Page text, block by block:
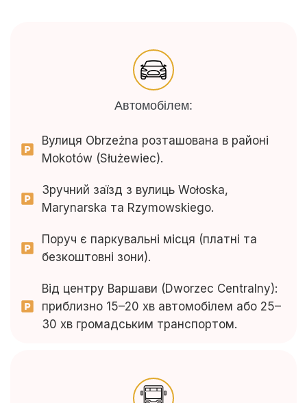
Автомобілем:
Вулиця Obrzeżna розташована в районі
Mokotów (Służewiec).
Зручний заїзд з вулиць Wołoska,
Marynarska та Rzymowskiego.
Поруч є паркувальні місця (платні та
безкоштовні зони).
Від центру Варшави (Dworzec Centralny):
приблизно 15–20 хв автомобілем або 25–
30 хв громадським транспортом.